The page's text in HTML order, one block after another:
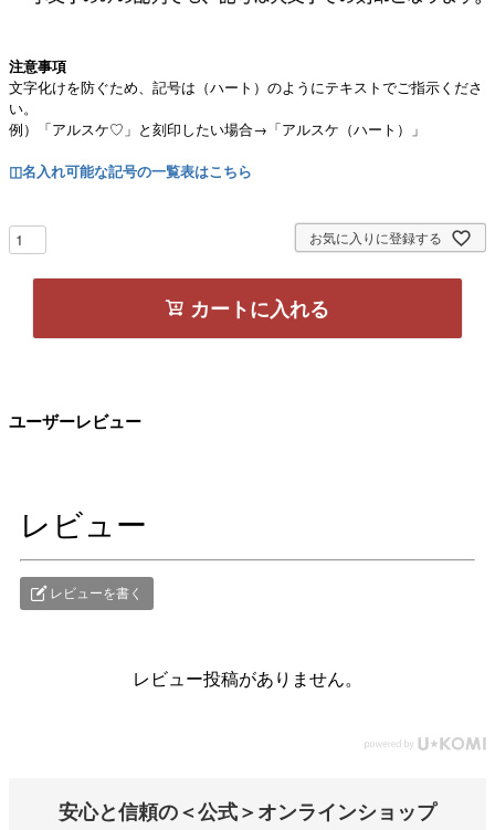
注意事項
文字化けを防ぐため、記号は（ハート）のようにテキストでご指示くださ
い。
例）「アルスケ♡」と刻印したい場合→「アルスケ（ハート）」
◫名入れ可能な記号の一覧表はこちら
お気に入りに登録する
カートに入れる
ユーザーレビュー
レビュー
レビューを書く
レビュー投稿がありません。
安心と信頼の＜公式＞オンラインショップ